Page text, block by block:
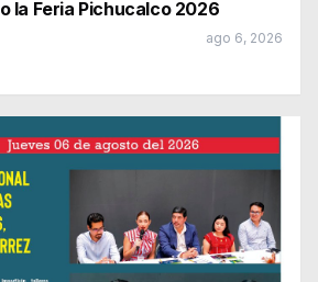
la Feria Pichucalco 2026
ago 6, 2026